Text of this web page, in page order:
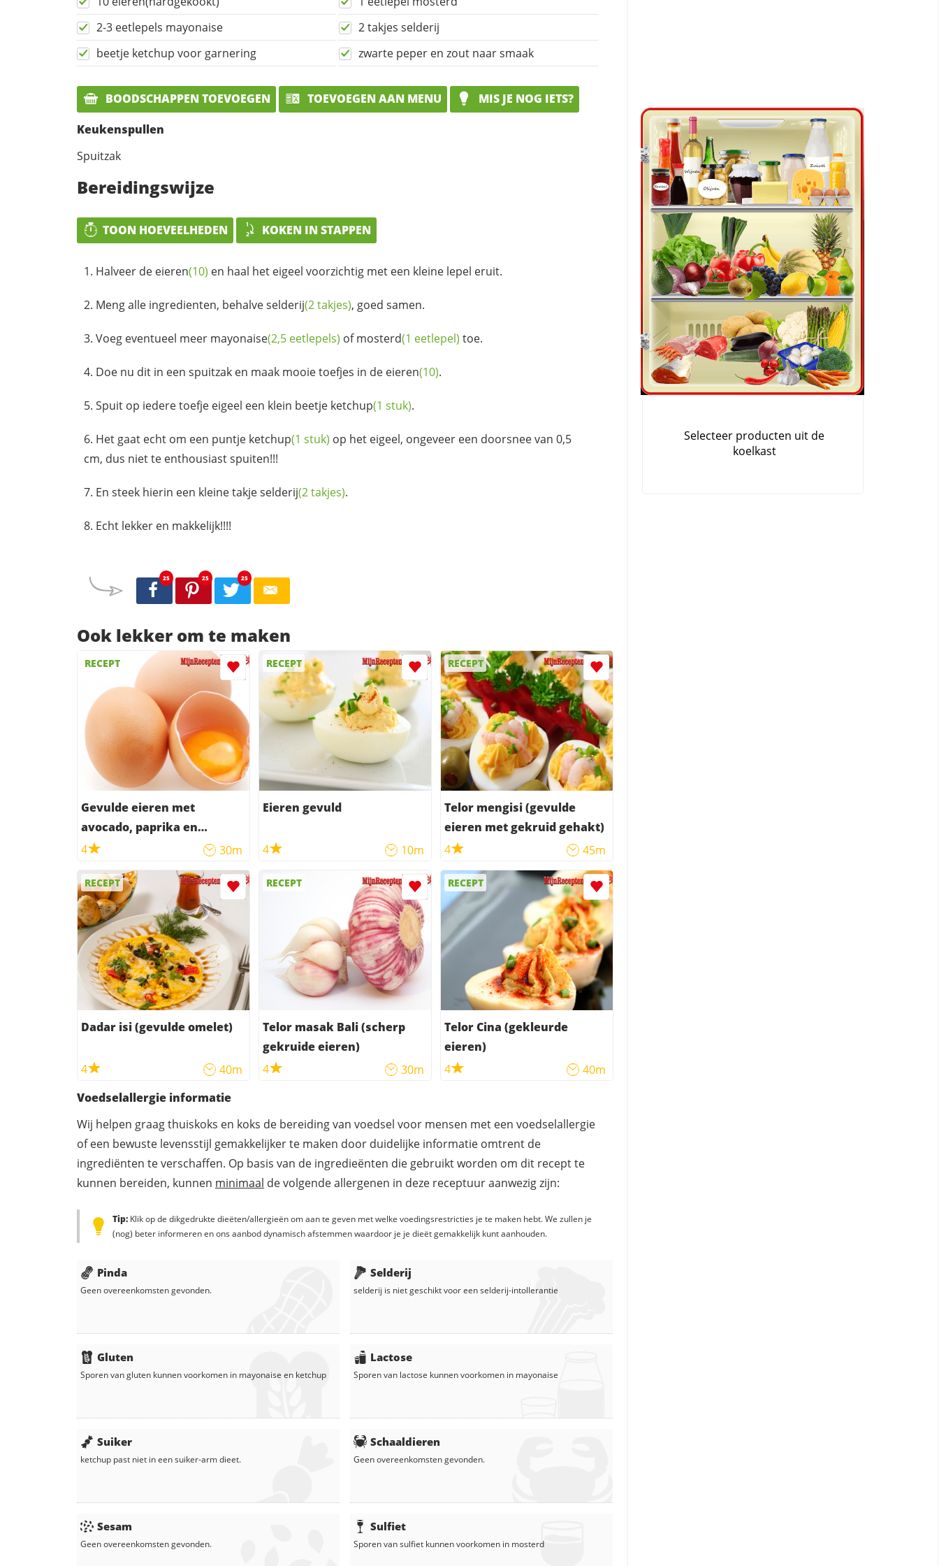
2-3 eetlepels mayonaise
2 takjes selderij
beetje ketchup voor garnering
zwarte peper en zout naar smaak
BOODSCHAPPEN TOEVOEGEN TOEVOEGEN AAN MENU
MIS JE NOG IETS?
Keukenspullen
Spuitzak
Bereidingswijze
TOON HOEVEELHEDEN KOKEN IN STAPPEN
Halveer de eieren(10) en haal het eigeel voorzichtig met een kleine lepel eruit.
Meng alle ingredienten, behalveselderij(2 takjes), goed samen.
Voeg eventueel meer mayonaise(2,5 eetlepels) ofmosterd(1 eetlepel) toe.
Doe nu dit in een spuitzak en maak mooie toefjes in de eieren(10).
Spuit op iedere toefje eigeel een klein beetje ketchup(1 stuk).
Het gaat echt om een puntje ketchup(1 stuk) op het eigeel, ongeveer een doorsnee van 0,5
cm, dus niet te enthousiast spuiten!!!
En steek hierin een kleine takjeselderij(2 takjes).
Echt lekker en makkelijk!!!!
25 25 25
Ook lekker om te maken
RECEPT
Gevulde eieren met
avocado, paprika en
Parmezaanse kaas
4 30m
RECEPT
Eieren gevuld
4 10m
RECEPT
Telor mengisi (gevulde
eieren met gekruid gehakt)
4
45m
RECEPT
Dadar isi (gevulde omelet)
4 40m
RECEPT
Telor masak Bali (scherp
gekruide eieren)
4
30m
RECEPT
Telor Cina (gekleurde
eieren)
4
40m
Voedselallergie informatie
Wij helpen graag thuiskoks en koks de bereiding van voedsel voor mensen met een voedselallergie
of een bewuste levensstijl gemakkelijker te maken door duidelijke informatie omtrent de
ingrediënten te verschaffen. Op basis van de ingredieënten die gebruikt worden om dit recept te
kunnen bereiden, kunnen minimaal de volgende allergenen in deze receptuur aanwezig zijn:
Tip: Klik op de dikgedrukte dieëten/allergieën om aan te geven met welke voedingsrestricties je te maken hebt. We zullen je
(nog) beter informeren en ons aanbod dynamisch afstemmen waardoor je je dieët gemakkelijk kunt aanhouden.
Pinda
Geen overeenkomsten gevonden.
Gluten
Sporen van gluten kunnen voorkomen in mayonaise en ketchup
Suiker
ketchup past niet in een suiker-arm dieet.
Sesam
Geen overeenkomsten gevonden.
Selderij
selderij is niet geschikt voor een selderij-intollerantie
Lactose
Sporen van lactose kunnen voorkomen in mayonaise
Schaaldieren
Geen overeenkomsten gevonden.
Sulfiet
Sporen van sulfiet kunnen voorkomen in mosterd